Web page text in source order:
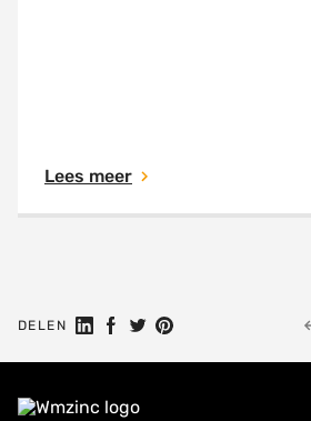
Lees meer
DELEN Share on Linkedin
Share on Facebook
Share on Twitter
Share on Pinterest